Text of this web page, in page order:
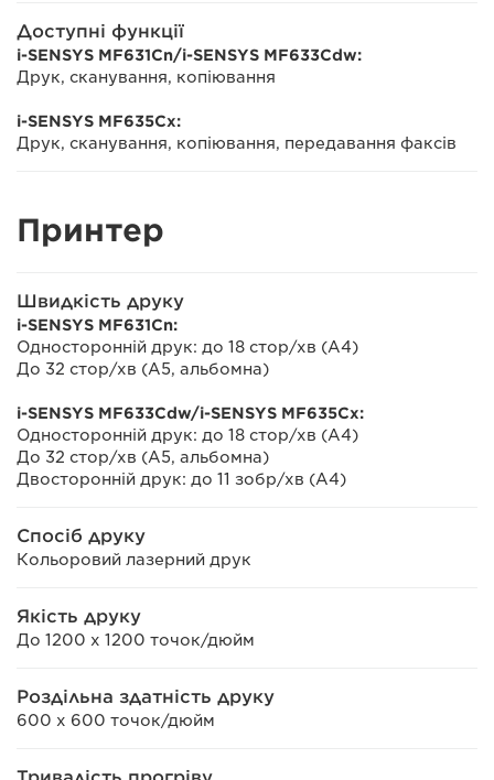
Доступні функції
i-SENSYS MF631Cn/i-SENSYS MF633Cdw:
Друк, сканування, копіювання
i-SENSYS MF635Cx:
Друк, сканування, копіювання, передавання факсів
Принтер
Швидкість друку
i-SENSYS MF631Cn:
Односторонній друк: до 18 стор/хв (A4)
До 32 стор/хв (A5, альбомна)
i-SENSYS MF633Cdw/i-SENSYS MF635Cx:
Односторонній друк: до 18 стор/хв (A4)
До 32 стор/хв (A5, альбомна)
Двосторонній друк: до 11 зобр/хв (A4)
Спосіб друку
Кольоровий лазерний друк
Якість друку
До 1200 x 1200 точок/дюйм
Роздільна здатність друку
600 x 600 точок/дюйм